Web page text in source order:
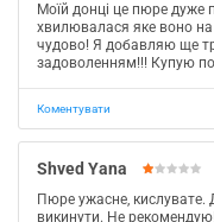
Моїй донці це пюре дуже
хвилювалася яке воно
чудово! Я добавляю ще
задоволенням!!! Купую
Коментувати
Shved Yana
Пюре ужасне,
викинути. Не рекомендую!